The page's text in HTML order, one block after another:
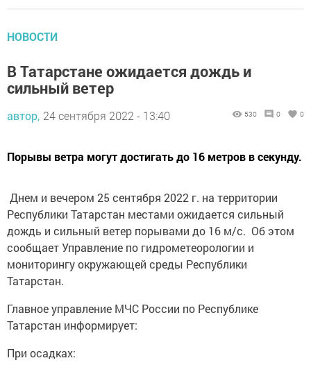
сильный ветер
автор, 24 сентября 2022 - 13:40
Республики Татарстан местами ожидается сильный
дождь и сильный ветер порывами до 16 м/с. Об этом
сообщает Управление по гидрометеорологии и
мониторингу окружающей среды Республики
Татарстан.
Главное управление МЧС России по Республике
Татарстан информирует:
При осадках:
- будьте осторожны при нахождении на улице,